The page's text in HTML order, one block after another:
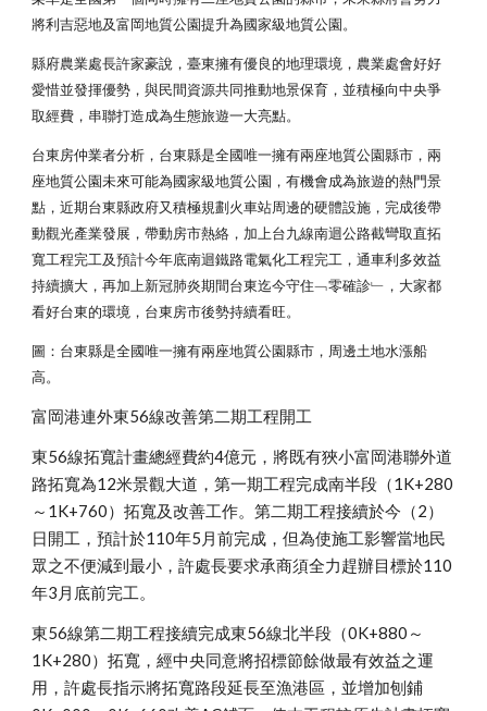
將利吉惡地及富岡地質公園提升為國家級地質公園。
縣府農業處長許家豪說，臺東擁有優良的地理環境，農業處會好好
愛惜並發揮優勢，與民間資源共同推動地景保育，並積極向中央爭
取經費，串聯打造成為生態旅遊一大亮點。
台東房仲業者分析，台東縣是全國唯一擁有兩座地質公園縣市，兩
座地質公園未來可能為國家級地質公園，有機會成為旅遊的熱門景
點，近期台東縣政府又積極規劃火車站周邊的硬體設施，完成後帶
動觀光產業發展，帶動房市熱絡，加上台九線南迴公路截彎取直拓
寬工程完工及預計今年底南迴鐵路電氣化工程完工，通車利多效益
持續擴大，再加上新冠肺炎期間台東迄今守住﹁零確診﹂，大家都
看好台東的環境，台東房市後勢持續看旺。
圖：台東縣是全國唯一擁有兩座地質公園縣市，周邊土地水漲船
高。
富岡港連外東56線改善第二期工程開工
東56線拓寬計畫總經費約4億元，將既有狹小富岡港聯外道
路拓寬為12米景觀大道，第一期工程完成南半段（1K+280
～1K+760）拓寬及改善工作。第二期工程接續於今（2）
日開工，預計於110年5月前完成，但為使施工影響當地民
眾之不便減到最小，許處長要求承商須全力趕辦目標於110
年3月底前完工。
東56線第二期工程接續完成東56線北半段（0K+880～
1K+280）拓寬，經中央同意將招標節餘做最有效益之運
用，許處長指示將拓寬路段延長至漁港區，並增加刨鋪